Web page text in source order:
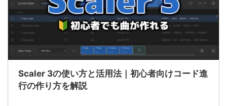
Scaler 3の使い方と活用法｜初心者向けコード進
行の作り方を解説